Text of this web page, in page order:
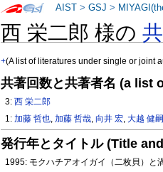
西 栄二郎 様の
+(A list of literatures under single or joint
共著回数と共著者名 (a list
3:西 栄二郎
1:加藤 哲也,加藤 哲哉,向井 宏,大越 健嗣
発行年とタイトル (Title
1995: モクハチアオイガイ（二枚貝）と
AIST >GSJ >